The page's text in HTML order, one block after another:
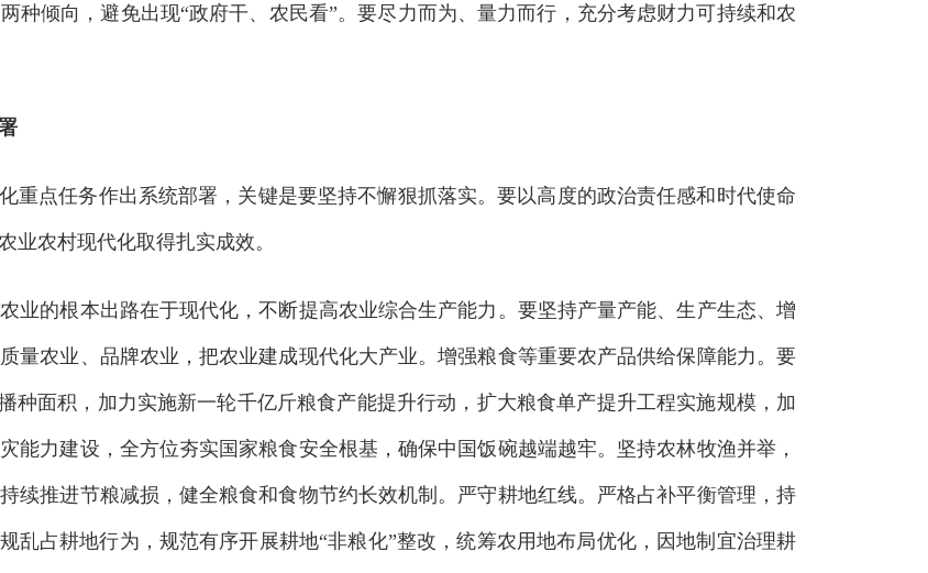
种倾向，避免出现“政府干、农民看”。要尽力而为、量力而行，充分考虑财力可持续和农
点任务作出系统部署，关键是要坚持不懈狠抓落实。要以高度的政治责任感和时代使命
业农村现代化取得扎实成效。
的根本出路在于现代化，不断提高农业综合生产能力。要坚持产量产能、生产生态、增
量农业、品牌农业，把农业建成现代化大产业。增强粮食等重要农产品供给保障能力。要
种面积，加力实施新一轮千亿斤粮食产能提升行动，扩大粮食单产提升工程实施规模，加
能力建设，全方位夯实国家粮食安全根基，确保中国饭碗越端越牢。坚持农林牧渔并举，
续推进节粮减损，健全粮食和食物节约长效机制。严守耕地红线。严格占补平衡管理，持
乱占耕地行为，规范有序开展耕地“非粮化”整改，统筹农用地布局优化，因地制宜治理耕